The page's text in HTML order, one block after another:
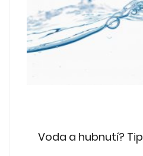
Voda a hubnutí?